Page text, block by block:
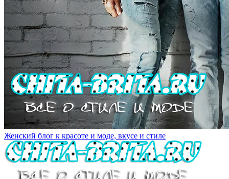
Женский блог к красоте и моде, вкусе и стиле